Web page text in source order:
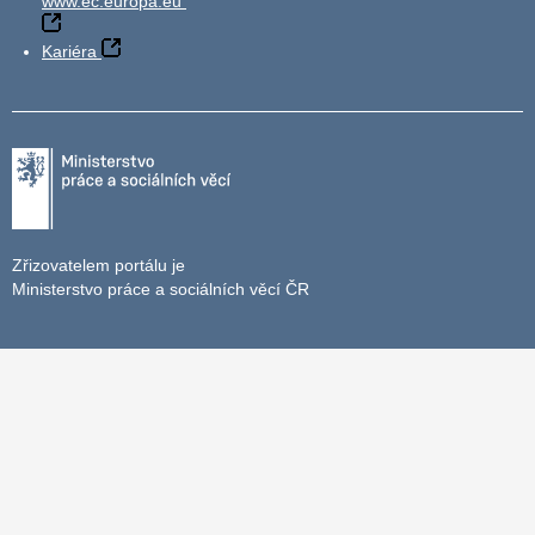
Kariéra
Zřizovatelem portálu je
Ministerstvo práce a sociálních věcí ČR